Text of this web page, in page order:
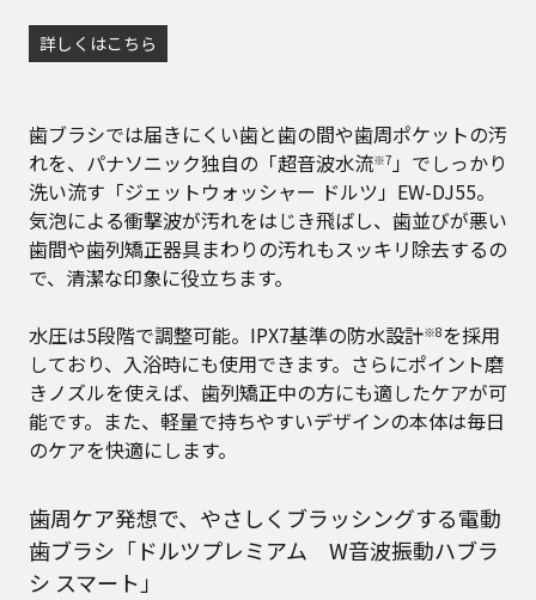
詳しくはこちら
歯ブラシでは届きにくい歯と歯の間や歯周ポケットの汚
れを、パナソニック独自の「超音波水流※7」でしっかり
洗い流す「ジェットウォッシャー ドルツ」EW-DJ55。
気泡による衝撃波が汚れをはじき飛ばし、歯並びが悪い
歯間や歯列矯正器具まわりの汚れもスッキリ除去するの
で、清潔な印象に役立ちます。
水圧は5段階で調整可能。IPX7基準の防水設計※8を採用
しており、入浴時にも使用できます。さらにポイント磨
きノズルを使えば、歯列矯正中の方にも適したケアが可
能です。また、軽量で持ちやすいデザインの本体は毎日
のケアを快適にします。
歯周ケア発想で、やさしくブラッシングする電動
歯ブラシ「ドルツプレミアム W音波振動ハブラ
シ スマート」